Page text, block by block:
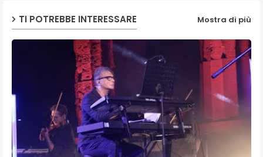
TI POTREBBE INTERESSARE Mostra di più